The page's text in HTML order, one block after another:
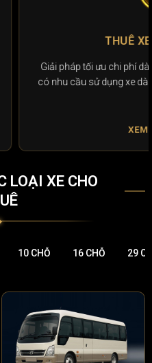
doanh nghiệp và cá nhân
thủ tục nhanh gọn, linh hoạt.
LOẠI XE CHO
10 CHỖ 16 CHỖ 29